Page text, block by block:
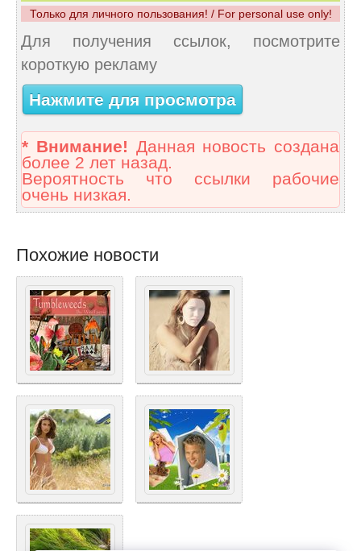
Только для личного пользования! / For personal use only!
Для получения ссылок, посмотрите
короткую рекламу
Нажмите для просмотра
* Внимание! Данная новость создана
более 2 лет назад.
Вероятность что ссылки рабочие
очень низкая.
Похожие новости